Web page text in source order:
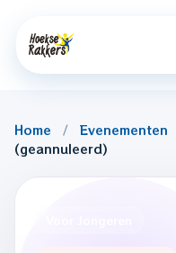
Home / Evenementen
(geannuleerd)